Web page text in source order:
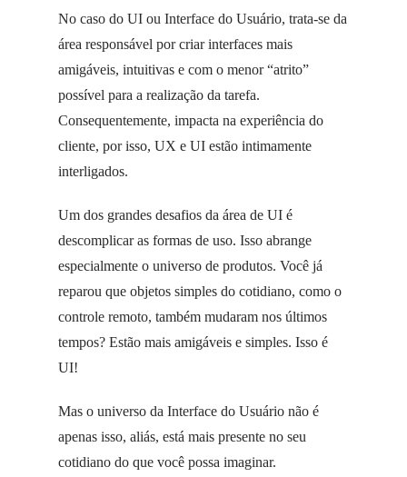
No caso do UI ou Interface do Usuário, trata-se da
área responsável por criar interfaces mais
amigáveis, intuitivas e com o menor “atrito”
possível para a realização da tarefa.
Consequentemente, impacta na experiência do
cliente, por isso, UX e UI estão intimamente
interligados.
Um dos grandes desafios da área de UI é
descomplicar as formas de uso. Isso abrange
especialmente o universo de produtos. Você já
reparou que objetos simples do cotidiano, como o
controle remoto, também mudaram nos últimos
tempos? Estão mais amigáveis e simples. Isso é
UI!
Mas o universo da Interface do Usuário não é
apenas isso, aliás, está mais presente no seu
cotidiano do que você possa imaginar.